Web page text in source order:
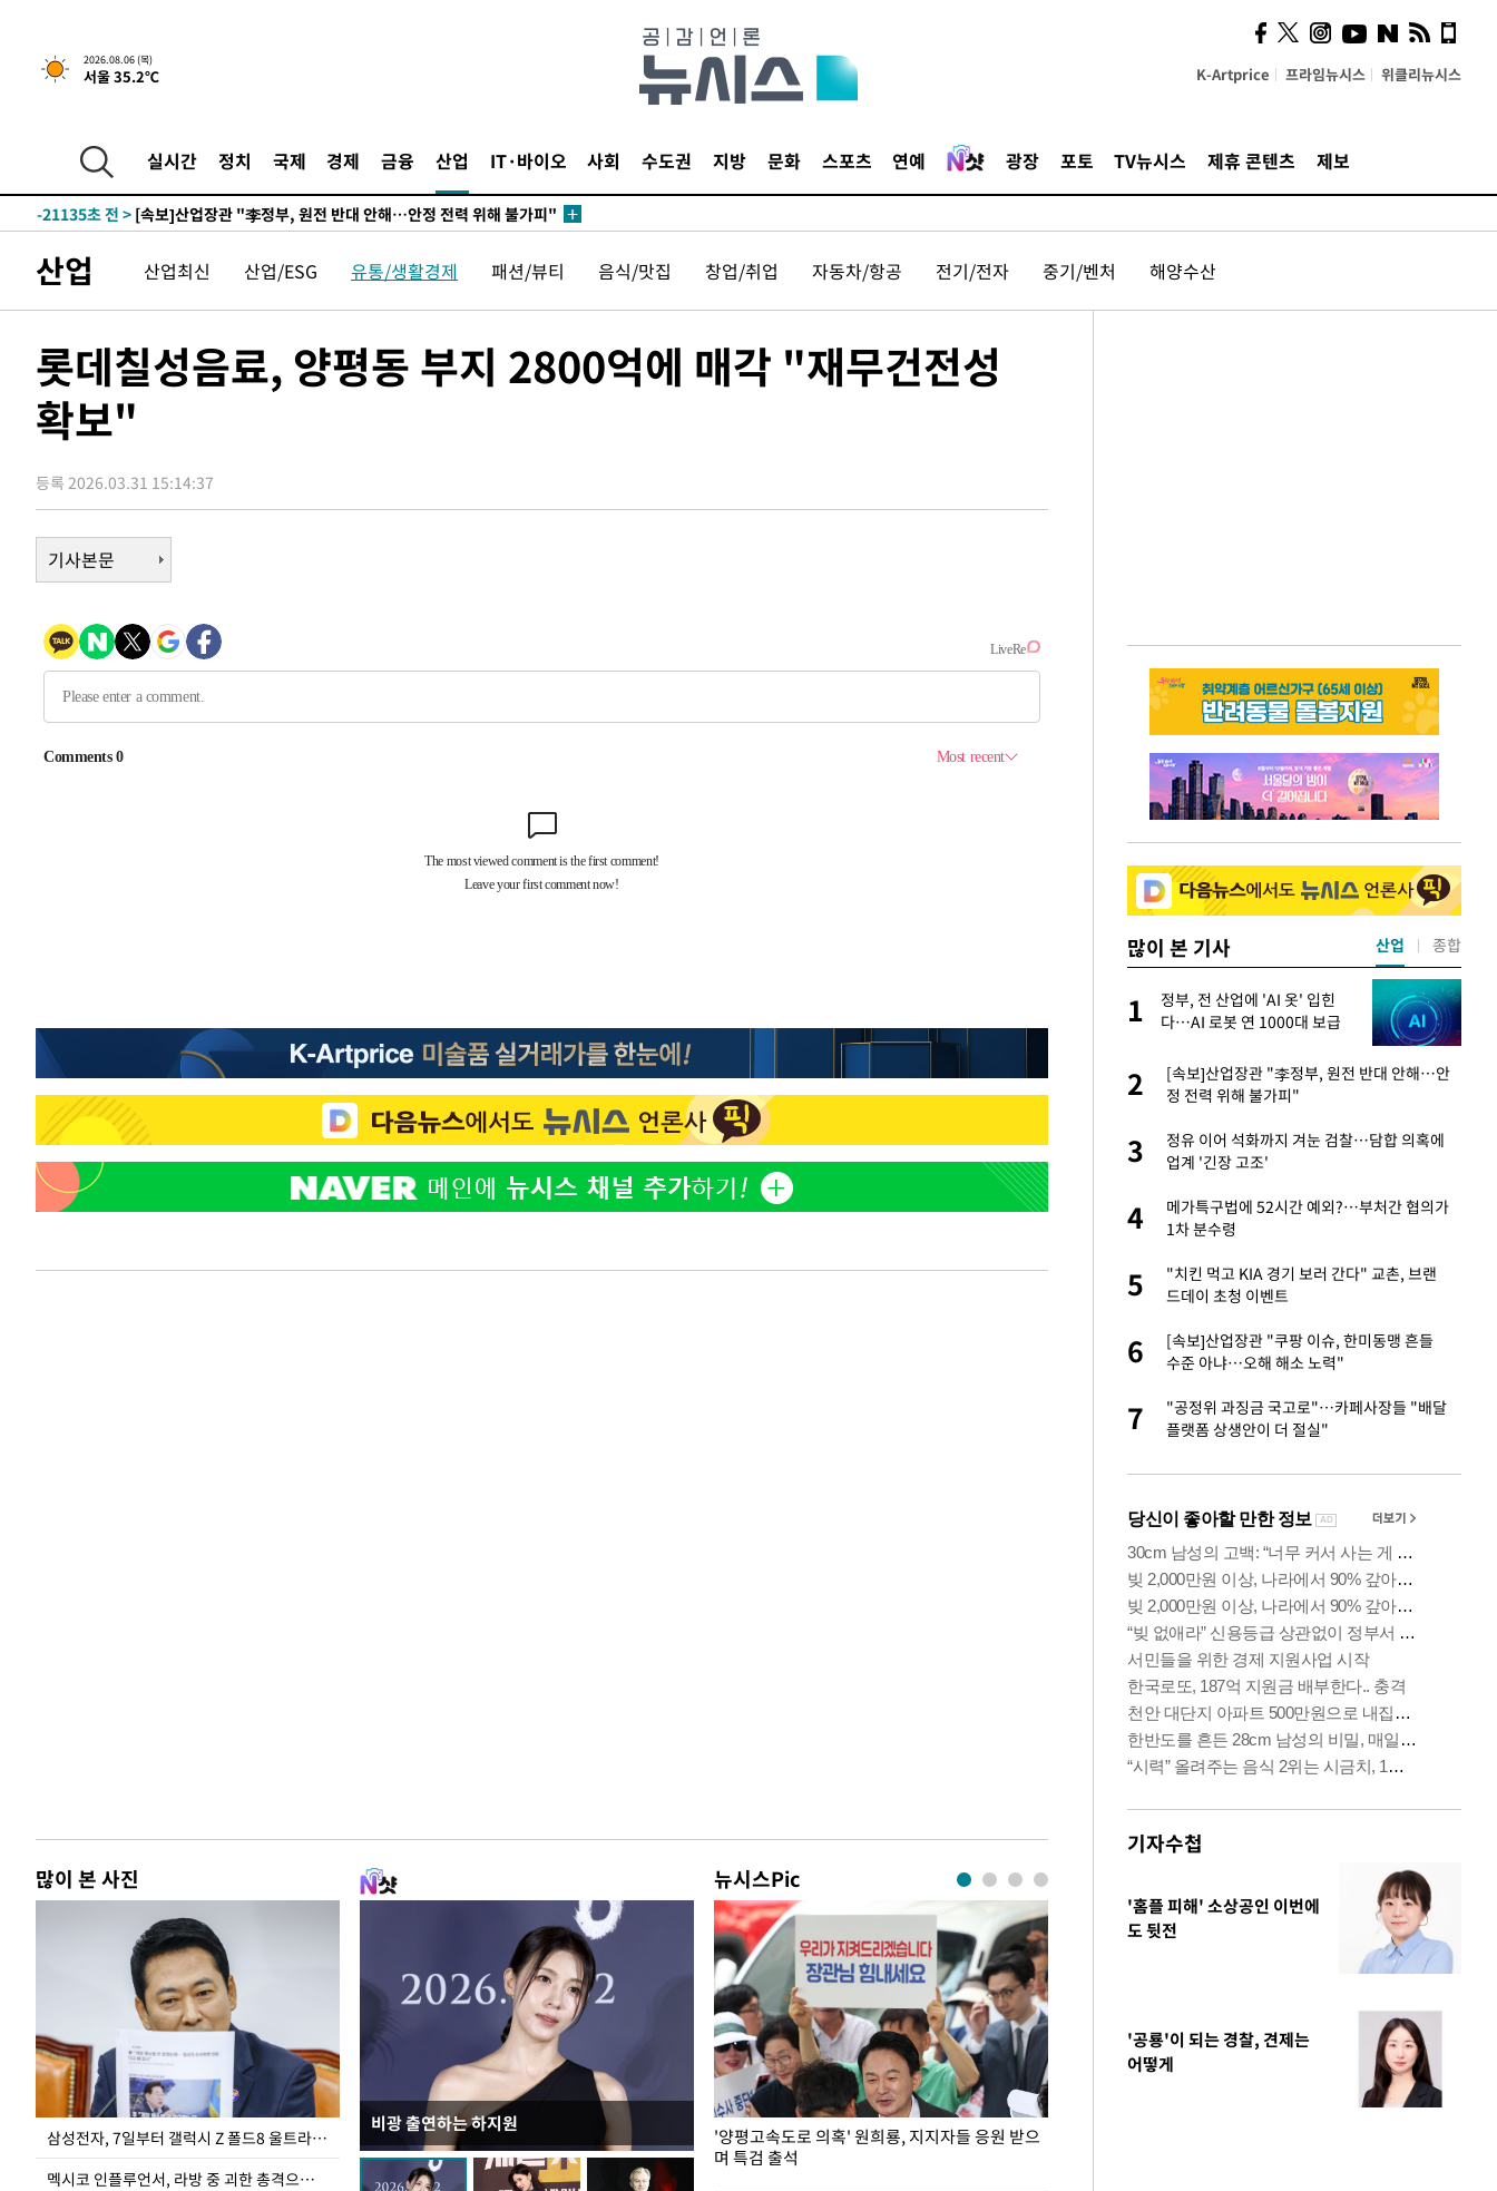
2026.08.06 (목)
서울 35.2℃ K-Artprice 프라임뉴시스 위클리뉴시스
실시간 정치 국제 경제 금융 산업 IT·바이오 사회 수도권 지방 문화 스포츠 연예 광장 포토 TV뉴시스 제휴 콘텐츠 제보
4시간 전 >[속보] "이란-오만, 호르무즈 해협 통행 항로 합의" 이란 외무부 대변인
-25000초 전 >내일까지 39도 '펄펄'…기상청 "태풍 지나며 폭염 잠시 꺾인다"
-24615초 전 >
"美간섭에 합의 지연"…트럼프, '이란 호르무즈 통제권' 수용할까
-21135초 전 >
-19832초 전 > [속보]경찰, '홍명보 선임 논란' 대한축구협회·축구회관 등 압수수
상
-19012초 전 >
[속보]코스피 매도사이드카 발동…4%대 급락
-18284초 전 >[속보]전남광주 초대 시민추천 부시장에 백승주·윤난실
-14412초 전 >[속보]코스닥, 2.15포인트(0.27%) 내린 797.44 출발
-14395초 전 >[속보]코스피, 119.51포인트(1.81%) 내린 6478.75 개장
-10842초 전 >
-8155초 전 >미 워싱턴주 스포캔 시의 통제불능 3개 산불, 방화선 일부 구축
0.49%↑
21분 전 >[속보] 이란 대통령 "지금 최고지도자와 소통하기가 매우 어려워" 취임 3
년 인터뷰
4시간 전 >[속보] "이란-오만, 호르무즈 해협 통행 항로 합의" 이란 외무부 대변인
-25000초 전 >내일까지 39도 '펄펄'…기상청 "태풍 지나며 폭염 잠시 꺾인다"
-24637초 전 >트럼프, 한국계 진보 주지사 후보 맹공…"공산주의가 최대 위협"
서울 열대야 15일째 지속…비공식 '초열대야' 30도 넘어
-8155초 전 >미 워싱턴주 스포캔 시의 통제불능 3개 산불, 방화선 일부 구축
-328초 전 >
[속보] 호르무즈 해협 이란-오만 협상 기대속 뉴욕증시 혼조 마감 다우
0.49%↑
년 인터뷰
4시간 전 >[속보] "이란-오만, 호르무즈 해협 통행 항로 합의" 이란 외무부 대변인
산업 산업최신 산업/ESG 유통/생활경제 패션/뷰티 음식/맛집 창업/취업 자동차/항공 전기/전자 중기/벤처 해양수산
롯데칠성음료, 양평동 부지 2800억에 매각 "재무건전성
확보"
등록 2026.03.31 15:14:37
기사본문
많이 본 사진
삼성전자, 7일부터 갤럭시 Z 폴드8 울트라·폴드8·플립8 출시
멕시코 인플루언서, 라방 중 괴한 총격으로 사망
비광 출연하는 하지원
뉴시스Pic
이재명 대통령, "수사·기소 분리 관련 대비책 최
선 다해 강구해야"
'양평고속도로 의혹' 원희룡, 지지자들 응원 받으
며 특검 출석
많이 본 기사
2
정보석 "황정음 전 남편 서글서글한 인상이
었는데…"
3
정부, 전 산업에 'AI 옷' 입힌다…AI 로봇 연
1000대 보급 추진
4 최준희, 또 성형수술 예고 "짝짝이 눈 탈출"
5 바다, 워터밤 공개저격 "말이 안 된다"
1
정부, 전 산업에 'AI 옷' 입힌
다…AI 로봇 연 1000대 보급
2
[속보]산업장관 "李정부, 원전 반대 안해…안
정 전력 위해 불가피"
3
정유 이어 석화까지 겨눈 검찰…담합 의혹에
업계 '긴장 고조'
4
메가특구법에 52시간 예외?…부처간 협의가
1차 분수령
5
"치킨 먹고 KIA 경기 보러 간다" 교촌, 브랜
드데이 초청 이벤트
6
[속보]산업장관 "쿠팡 이슈, 한미동맹 흔들
수준 아냐…오해 해소 노력"
7
"공정위 과징금 국고로"…카페사장들 "배달
플랫폼 상생안이 더 절실"
산업 종합
기자수첩
'홈플 피해' 소상공인 이번에
도 뒷전
'공룡'이 되는 경찰, 견제는
어떻게